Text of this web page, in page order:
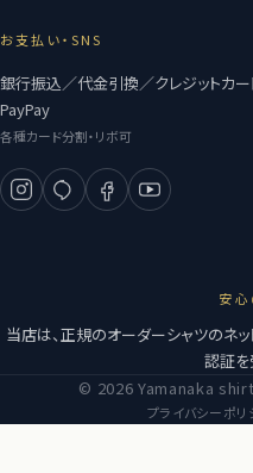
お支払い・SNS
銀行振込／代金引換／クレジットカ
PayPay
各種カード分割・リボ可
安
当店は、正規のオーダーシャツのネ
認証を
© 2026 Yamanaka
プライバシーポリ